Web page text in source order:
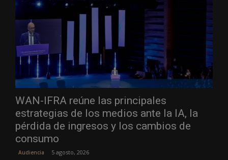
WAN-IFRA reúne las principales
estrategias de los medios ante la IA, la
pérdida de ingresos y los cambios de
consumo
Audiencia 5 agosto, 2026